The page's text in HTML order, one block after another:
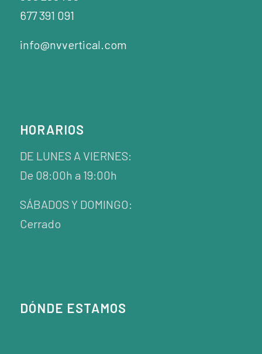
677 391 091
info@nvvertical.com
HORARIOS
DE LUNES A VIERNES:
De 08:00h a 19:00h
SÁBADOS Y DOMINGO:
Cerrado
DÓNDE ESTAMOS